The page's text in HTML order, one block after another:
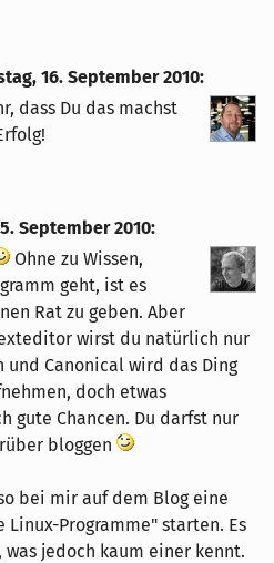
16. September 2010:
dass Du das machst
September 2010:
Ohne zu Wissen,
geht, ist es
Rat zu geben. Aber
wirst du natürlich nur
Canonical wird das Ding
doch etwas
gute Chancen. Du darfst nur
bloggen
bei mir auf dem Blog eine
Programme" starten. Es
jedoch kaum einer kennt.